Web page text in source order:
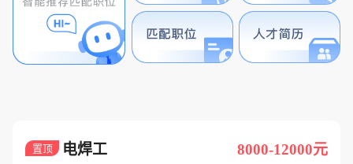
置顶 电焊工 8000-12000元